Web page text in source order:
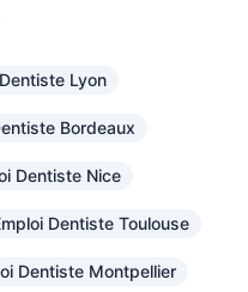
Lyon
Bordeaux
Dentiste Nice
Dentiste Toulouse
Dentiste Montpellier